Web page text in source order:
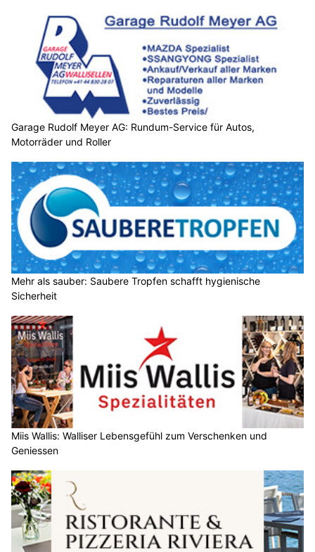
Garage Rudolf Meyer AG: Rundum-Service für Autos,
Motorräder und Roller
Mehr als sauber: Saubere Tropfen schafft hygienische
Sicherheit
Miis Wallis: Walliser Lebensgefühl zum Verschenken und
Geniessen